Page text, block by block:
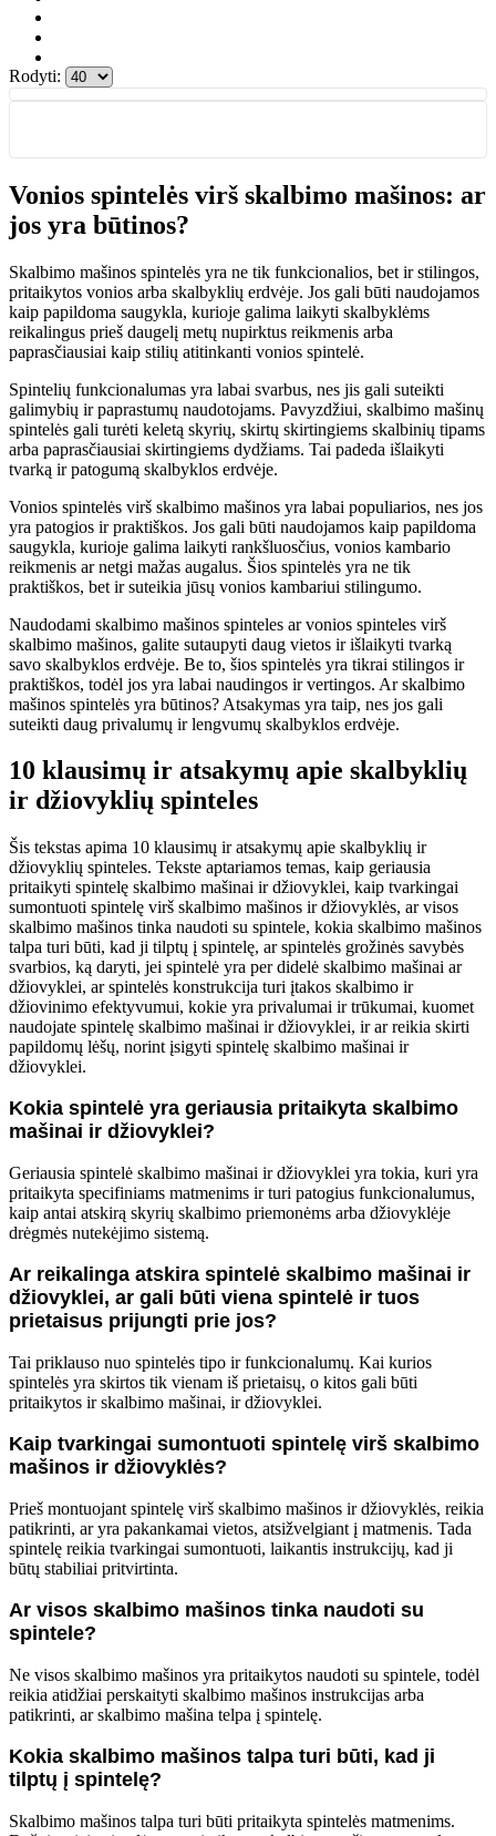
Rodyti:
Vonios spintelės virš skalbimo mašinos: ar
jos yra būtinos?
Skalbimo mašinos spintelės yra ne tik funkcionalios, bet ir stilingos,
pritaikytos vonios arba skalbyklių erdvėje. Jos gali būti naudojamos
kaip papildoma saugykla, kurioje galima laikyti skalbyklėms
reikalingus prieš daugelį metų nupirktus reikmenis arba
paprasčiausiai kaip stilių atitinkanti vonios spintelė.
Spintelių funkcionalumas yra labai svarbus, nes jis gali suteikti
galimybių ir paprastumų naudotojams. Pavyzdžiui, skalbimo mašinų
spintelės gali turėti keletą skyrių, skirtų skirtingiems skalbinių tipams
arba paprasčiausiai skirtingiems dydžiams. Tai padeda išlaikyti
tvarką ir patogumą skalbyklos erdvėje.
Vonios spintelės virš skalbimo mašinos yra labai populiarios, nes jos
yra patogios ir praktiškos. Jos gali būti naudojamos kaip papildoma
saugykla, kurioje galima laikyti rankšluosčius, vonios kambario
reikmenis ar netgi mažas augalus. Šios spintelės yra ne tik
praktiškos, bet ir suteikia jūsų vonios kambariui stilingumo.
Naudodami skalbimo mašinos spinteles ar vonios spinteles virš
skalbimo mašinos, galite sutaupyti daug vietos ir išlaikyti tvarką
savo skalbyklos erdvėje. Be to, šios spintelės yra tikrai stilingos ir
praktiškos, todėl jos yra labai naudingos ir vertingos. Ar skalbimo
mašinos spintelės yra būtinos? Atsakymas yra taip, nes jos gali
suteikti daug privalumų ir lengvumų skalbyklos erdvėje.
10 klausimų ir atsakymų apie skalbyklių
ir džiovyklių spinteles
Šis tekstas apima 10 klausimų ir atsakymų apie skalbyklių ir
džiovyklių spinteles. Tekste aptariamos temas, kaip geriausia
pritaikyti spintelę skalbimo mašinai ir džiovyklei, kaip tvarkingai
sumontuoti spintelę virš skalbimo mašinos ir džiovyklės, ar visos
skalbimo mašinos tinka naudoti su spintele, kokia skalbimo mašinos
talpa turi būti, kad ji tilptų į spintelę, ar spintelės grožinės savybės
svarbios, ką daryti, jei spintelė yra per didelė skalbimo mašinai ar
džiovyklei, ar spintelės konstrukcija turi įtakos skalbimo ir
džiovinimo efektyvumui, kokie yra privalumai ir trūkumai, kuomet
naudojate spintelę skalbimo mašinai ir džiovyklei, ir ar reikia skirti
papildomų lėšų, norint įsigyti spintelę skalbimo mašinai ir
džiovyklei.
Kokia spintelė yra geriausia pritaikyta skalbimo
mašinai ir džiovyklei?
Geriausia spintelė skalbimo mašinai ir džiovyklei yra tokia, kuri yra
pritaikyta specifiniams matmenims ir turi patogius funkcionalumus,
kaip antai atskirą skyrių skalbimo priemonėms arba džiovyklėje
drėgmės nutekėjimo sistemą.
Ar reikalinga atskira spintelė skalbimo mašinai ir
džiovyklei, ar gali būti viena spintelė ir tuos
prietaisus prijungti prie jos?
Tai priklauso nuo spintelės tipo ir funkcionalumų. Kai kurios
spintelės yra skirtos tik vienam iš prietaisų, o kitos gali būti
pritaikytos ir skalbimo mašinai, ir džiovyklei.
Kaip tvarkingai sumontuoti spintelę virš skalbimo
mašinos ir džiovyklės?
Prieš montuojant spintelę virš skalbimo mašinos ir džiovyklės, reikia
patikrinti, ar yra pakankamai vietos, atsižvelgiant į matmenis. Tada
spintelę reikia tvarkingai sumontuoti, laikantis instrukcijų, kad ji
būtų stabiliai pritvirtinta.
Ar visos skalbimo mašinos tinka naudoti su
spintele?
Ne visos skalbimo mašinos yra pritaikytos naudoti su spintele, todėl
reikia atidžiai perskaityti skalbimo mašinos instrukcijas arba
patikrinti, ar skalbimo mašina telpa į spintelę.
Kokia skalbimo mašinos talpa turi būti, kad ji
tilptų į spintelę?
Skalbimo mašinos talpa turi būti pritaikyta spintelės matmenims.